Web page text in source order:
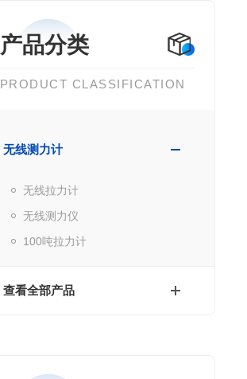
产品分类
PRODUCT CLASSIFICATION
无线测力计
无线拉力计
无线测力仪
100吨拉力计
查看全部产品